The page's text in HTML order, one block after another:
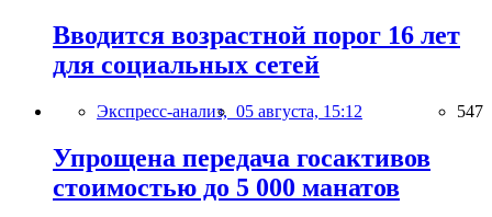
Вводится возрастной порог 16 лет
для социальных сетей
Экспресс-анализ, 05 августа, 15:12 547
Упрощена передача госактивов
стоимостью до 5 000 манатов